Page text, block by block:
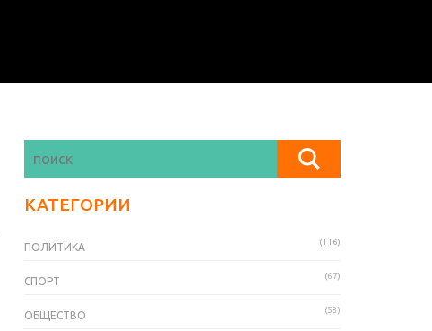
КАТЕГОРИИ
ПОЛИТИКА (116)
СПОРТ (67)
ОБЩЕСТВО (58)